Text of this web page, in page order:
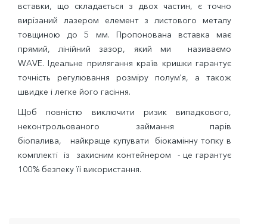
вставки, що складається з двох частин, є точно
вирізаний лазером елемент з листового металу
товщиною до 5 мм. Пропонована вставка має
прямий, лінійний зазор, який ми називаємо
WAVE. Ідеальне прилягання країв кришки гарантує
точність регулювання розміру полум'я, а також
швидке і легке його гасіння.
Щоб повністю виключити ризик випадкового,
неконтрольованого займання парів
біопалива, найкраще купувати біокамінну топку в
комплекті із захисним контейнером - це гарантує
100% безпеку її використання.